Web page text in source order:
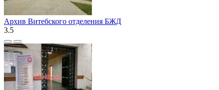
Архив Витебского отделения БЖД
3.5